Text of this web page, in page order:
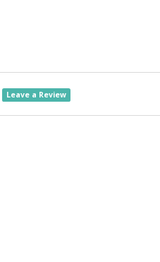
Leave a Review